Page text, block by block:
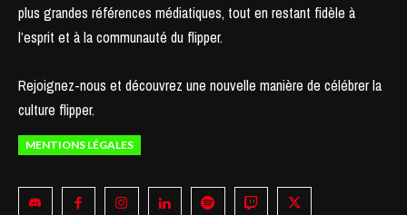
plus grandes références médiatiques, tout en restant fidèle à
l’esprit et à la communauté du flipper.
Rejoignez-nous et découvrez une nouvelle manière de célébrer la
culture flipper.
MENTIONS LÉGALES